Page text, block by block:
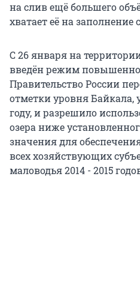
на слив ещё большего
хватает её на заполнение
С 26 января на
введён режим
Правительство России
отметки уровня Байкала,
году, и разрешило
озера ниже
значения для
всех хозяйствующих
маловодья 2014 - 2015